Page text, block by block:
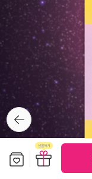
뒤로가
기